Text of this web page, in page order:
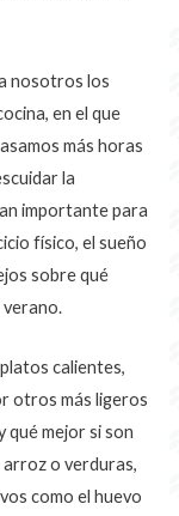
nosotros los
, en el que
más horas
la
importante para
físico, el sueño
sobre qué
verano.
calientes,
otros más ligeros
qué mejor si son
arroz o verduras,
como el huevo